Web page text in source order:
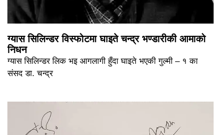
ग्यास सिलिन्डर विस्फोटमा घाइते चन्द्र भण्डारीकी आमाको
निधन
ग्यास सिलिन्डर लिक भइ आगलागी हुँदा घाइते भएकी गुल्मी – १ का
संसद डा. चन्द्र